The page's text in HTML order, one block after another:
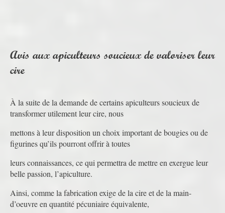
Avis aux apiculteurs soucieux de valoriser leur
cire
À la suite de la demande de certains apiculteurs soucieux de
transformer utilement leur cire, nous
mettons à leur disposition un choix important de bougies ou de
figurines qu’ils pourront offrir à toutes
leurs connaissances, ce qui permettra de mettre en exergue leur
belle passion, l’apiculture.
Ainsi, comme la fabrication exige de la cire et de la main-
d’oeuvre en quantité pécuniaire équivalente,